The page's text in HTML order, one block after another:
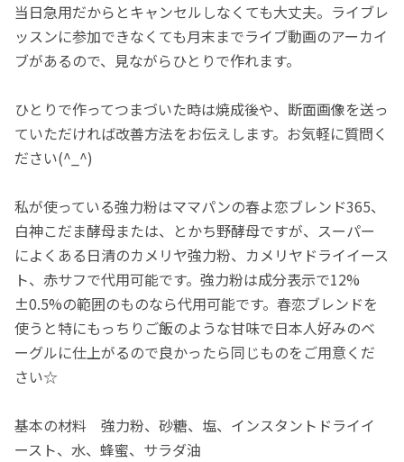
当日急用だからとキャンセルしなくても大丈夫。ライブレ
ッスンに参加できなくても月末までライブ動画のアーカイ
ブがあるので、見ながらひとりで作れます。
ひとりで作ってつまづいた時は焼成後や、断面画像を送っ
ていただければ改善方法をお伝えします。お気軽に質問く
ださい(^_^)
私が使っている強力粉はママパンの春よ恋ブレンド365、
白神こだま酵母または、とかち野酵母ですが、スーパー
によくある日清のカメリヤ強力粉、カメリヤドライイース
ト、赤サフで代用可能です。強力粉は成分表示で12%
±0.5%の範囲のものなら代用可能です。春恋ブレンドを
使うと特にもっちりご飯のような甘味で日本人好みのベ
ーグルに仕上がるので良かったら同じものをご用意くだ
さい☆
基本の材料 強力粉、砂糖、塩、インスタントドライイ
ースト、水、蜂蜜、サラダ油